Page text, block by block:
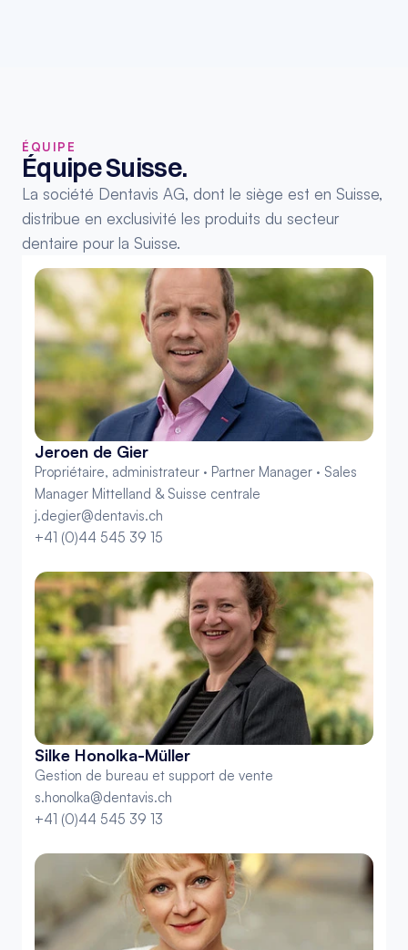
ÉQUIPE
Équipe Suisse.
La société Dentavis AG, dont le siège est en Suisse,
distribue en exclusivité les produits du secteur
dentaire pour la Suisse.
Jeroen de Gier
Propriétaire, administrateur · Partner Manager · Sales
Manager Mittelland & Suisse centrale
j.degier@dentavis.ch
+41 (0)44 545 39 15
Silke Honolka-Müller
Gestion de bureau et support de vente
s.honolka@dentavis.ch
+41 (0)44 545 39 13